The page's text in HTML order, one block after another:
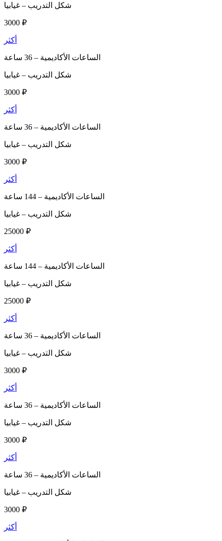
شكل التدريب – غيابيا
3000 ₽
أكثر
الساعات الأكاديمية –
شكل التدريب – غيابيا
3000 ₽
أكثر
الساعات الأكاديمية –
شكل التدريب – غيابيا
3000 ₽
أكثر
الساعات الأكاديمية –
شكل التدريب – غيابيا
25000 ₽
أكثر
الساعات الأكاديمية –
شكل التدريب – غيابيا
25000 ₽
أكثر
الساعات الأكاديمية –
شكل التدريب – غيابيا
3000 ₽
أكثر
الساعات الأكاديمية –
شكل التدريب – غيابيا
3000 ₽
أكثر
الساعات الأكاديمية –
شكل التدريب – غيابيا
3000 ₽
أكثر